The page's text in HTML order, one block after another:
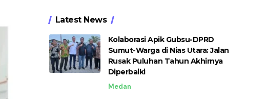
Latest News
Kolaborasi Apik Gubsu-DPRD
Sumut-Warga di Nias Utara: Jalan
Rusak Puluhan Tahun Akhirnya
Diperbaiki
Medan